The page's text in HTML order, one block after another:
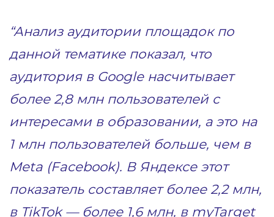
“Анализ аудитории площадок по
данной тематике показал, что
аудитория в Google насчитывает
более 2,8 млн пользователей с
интересами в образовании, а это на
1 млн пользователей больше, чем в
Meta (Facebook). В Яндексе этот
показатель составляет более 2,2 млн,
в TikTok — более 1,6 млн, в myTarget